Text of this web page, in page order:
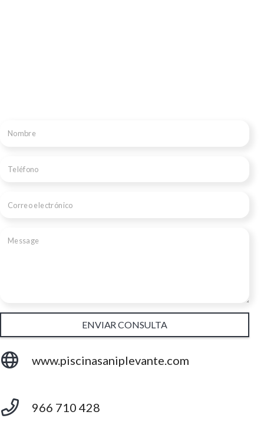
ENVIAR CONSULTA
www.piscinasaniplevante.com
966 710 428